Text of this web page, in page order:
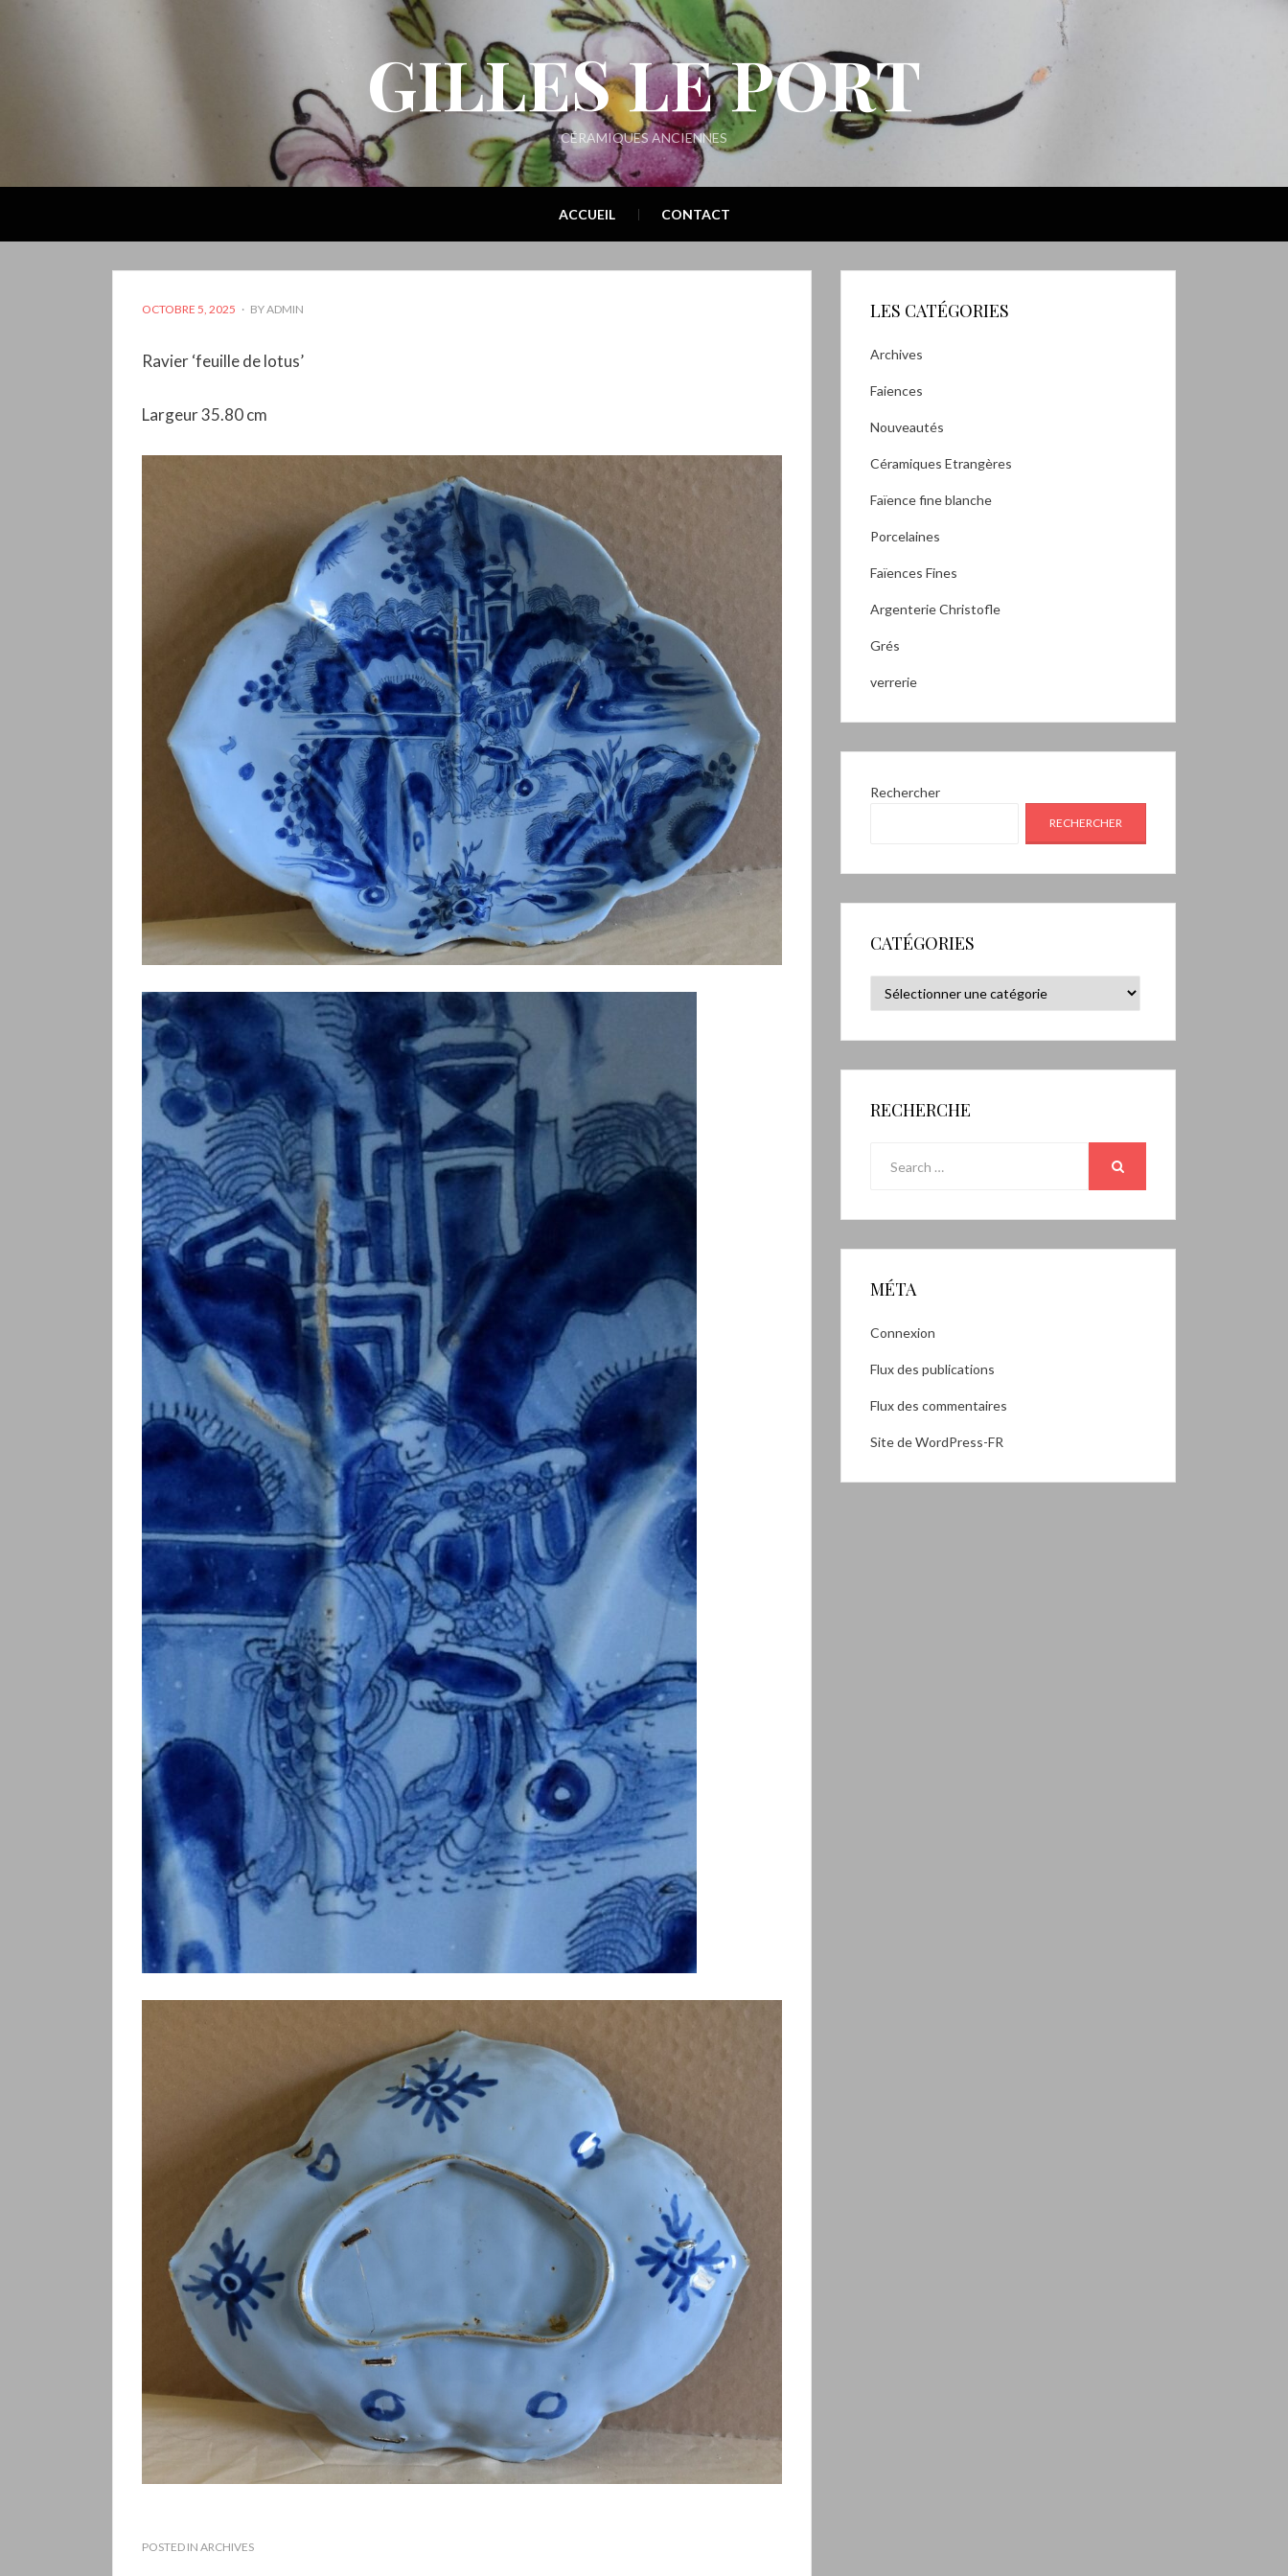
GILLES LE PORT
CÉRAMIQUES ANCIENNES
ACCUEIL CONTACT
POSTED
OCTOBRE 5, 2025 BYADMIN
Ravier ‘feuille de lotus’
Largeur 35.80 cm
POSTED IN ARCHIVES
LES CATÉGORIES
Archives
Faiences
Nouveautés
Céramiques Etrangères
Faïence fine blanche
Porcelaines
Faïences Fines
Argenterie Christofle
Grés
verrerie
Rechercher
RECHERCHER
CATÉGORIES
Catégories
RECHERCHE
MÉTA
Connexion
Flux des publications
Flux des commentaires
Site de WordPress-FR